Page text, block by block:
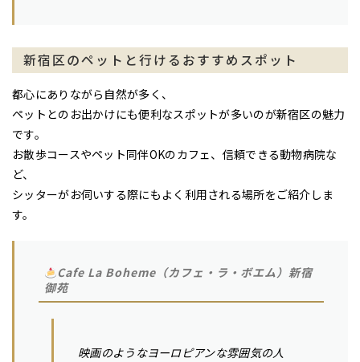
新宿区のペットと行けるおすすめスポット
都心にありながら自然が多く、
ペットとのお出かけにも便利なスポットが多いのが新宿区の魅力
です。
お散歩コースやペット同伴OKのカフェ、信頼できる動物病院な
ど、
シッターがお伺いする際にもよく利用される場所をご紹介しま
す。
Cafe La Boheme（カフェ・ラ・ボエム）新宿
御苑
映画のようなヨーロピアンな雰囲気の人